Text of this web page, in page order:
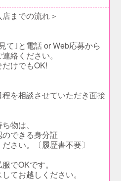
店までの流れ＞
て｣と電話 or Web応募から
絡ください。
けでもOK!
程を相談させていただき面接
物は、
のできる身分証
さい。〔履歴書不要〕
でOKです。
てお越しください。